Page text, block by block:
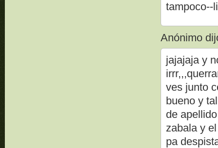
tampoco--
Anónimo
jajajaja y
ves junto
bueno y
de
zabala y
pa